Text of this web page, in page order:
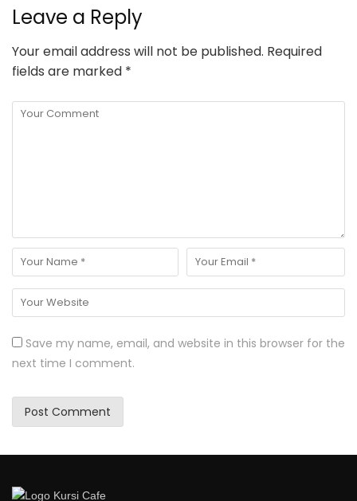
Leave a Reply
Your email address will not be published. Required
fields are marked *
Save my name, email, and website in this browser for the
next time I comment.